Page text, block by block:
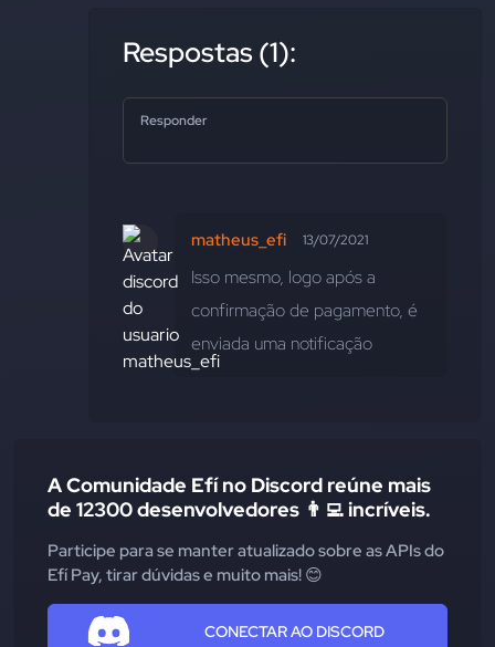
Respostas (1):
Responder
matheus_efi 13/07/2021
Isso mesmo, logo após a
confirmação de pagamento, é
enviada uma notificação
A Comunidade Efí no Discord reúne mais
de 12300 desenvolvedores 👨‍💻 incríveis.
Participe para se manter atualizado sobre as APIs do
Efí Pay, tirar dúvidas e muito mais! 😊
CONECTAR AO DISCORD